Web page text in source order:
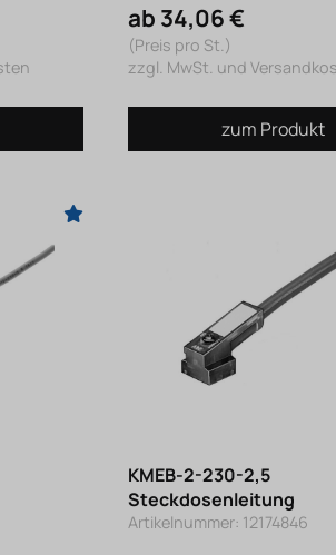
ab 34,06 €
(Preis pro St.)
zzgl. MwSt. und
zum Produkt
KMEB-2-230-2,5
Steckdosenleitung
Artikelnummer: 12174846